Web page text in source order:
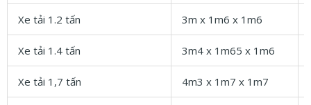
Xe tải 1.2 tấn 3m x 1m6 x 1m6
Xe tải 1.4 tấn 3m4 x 1m65 x 1m6
Xe tải 1,7 tấn 4m3 x 1m7 x 1m7